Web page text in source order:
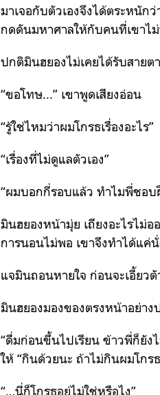
มาเจอกับตัวเองจึงได้ตระหนัก
กดดันมหาศาลให้กับคนที่เขาไ
ปกติมินฮยองไม่เคยได้รับสายต
“ขอโทษ...” เขาพูดเสียงอ่อน
“รู้ใช่ไหมว่าผมโกรธเรื่องอะไร”
“เรื่องที่ไม่ดูแลตัวเอง”
“ผมบอกกี่รอบแล้ว ทำไมพี่ชอบ
มินฮยองหน้ามุ่ย เถียงอะไรไม่
การนอนไม่พอ เขาจึงทำได้แค่นั่
แจมินถอนหายใจ ก่อนจะเอี้ยว
มินฮยองมองของตรงหน้าอย่าง
“ดื่มก่อนขึ้นไปเรียน ข้าวพี่ก็ยัง
ให้ “กินด้วยนะ ถ้าไม่กินผมโกร
“…นี่ก็โกรธอยู่ไม่ใช่หรือไง”